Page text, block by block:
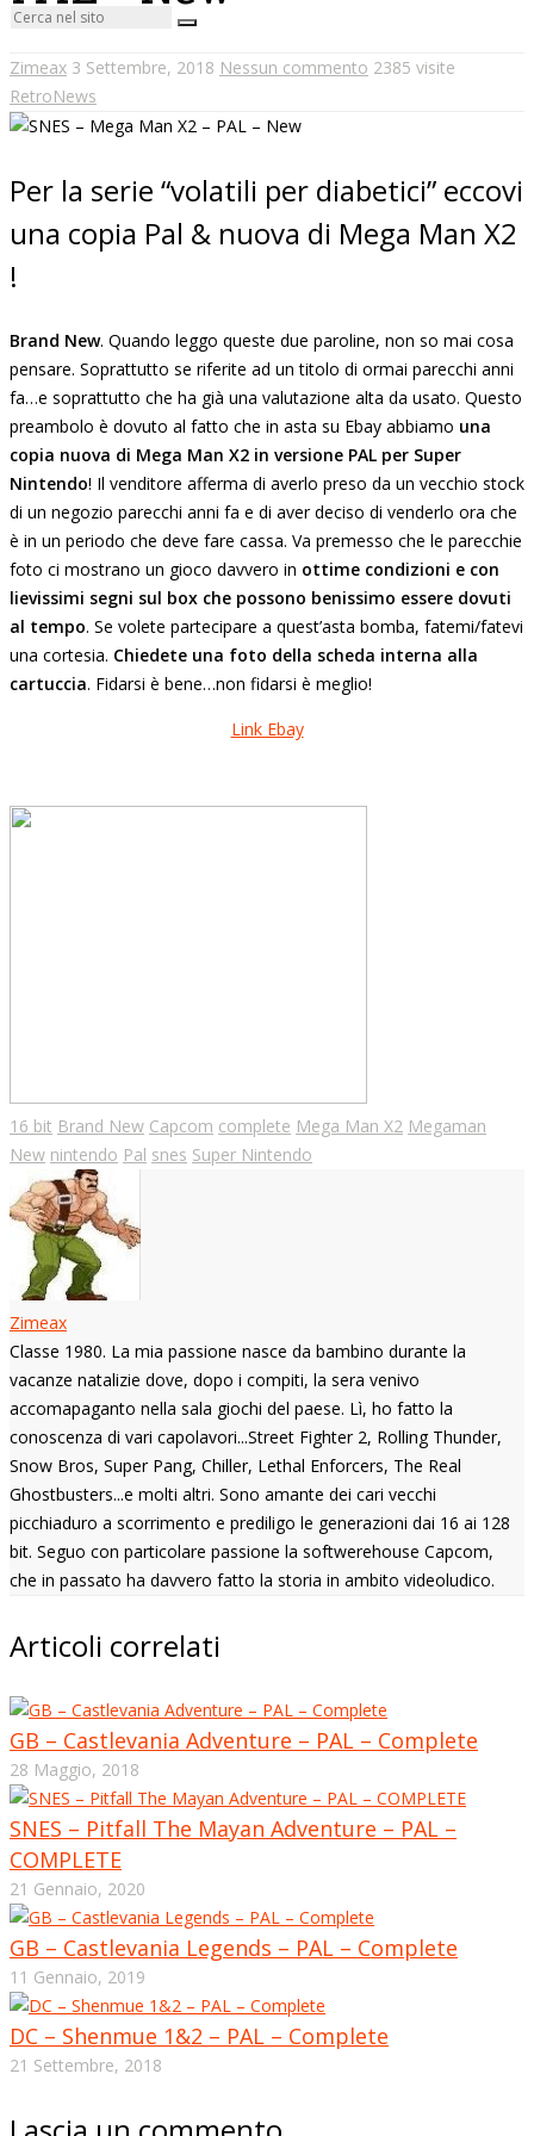
Zimeax 3 Settembre, 2018 Nessun commento 2385 visite
RetroNews
Per la serie “volatili per diabetici” eccovi
una copia Pal & nuova di Mega Man X2
!
Brand New. Quando leggo queste due paroline, non so mai cosa
pensare. Soprattutto se riferite ad un titolo di ormai parecchi anni
fa…e soprattutto che ha già una valutazione alta da usato. Questo
preambolo è dovuto al fatto che in asta su Ebay abbiamo una
copia nuova di Mega Man X2 in versione PAL per Super
Nintendo! Il venditore afferma di averlo preso da un vecchio stock
di un negozio parecchi anni fa e di aver deciso di venderlo ora che
è in un periodo che deve fare cassa. Va premesso che le parecchie
foto ci mostrano un gioco davvero in ottime condizioni e con
lievissimi segni sul box che possono benissimo essere dovuti
al tempo. Se volete partecipare a quest’asta bomba, fatemi/fatevi
una cortesia. Chiedete una foto della scheda interna alla
cartuccia. Fidarsi è bene…non fidarsi è meglio!
Link Ebay
16 bit Brand New Capcom complete Mega Man X2 Megaman
New nintendo Pal snes Super Nintendo
Zimeax
Classe 1980. La mia passione nasce da bambino durante la
vacanze natalizie dove, dopo i compiti, la sera venivo
accomapaganto nella sala giochi del paese. Lì, ho fatto la
conoscenza di vari capolavori...Street Fighter 2, Rolling Thunder,
Snow Bros, Super Pang, Chiller, Lethal Enforcers, The Real
Ghostbusters...e molti altri. Sono amante dei cari vecchi
picchiaduro a scorrimento e prediligo le generazioni dai 16 ai 128
bit. Seguo con particolare passione la softwerehouse Capcom,
che in passato ha davvero fatto la storia in ambito videoludico.
Articoli correlati
GB – Castlevania Adventure – PAL – Complete
28 Maggio, 2018
SNES – Pitfall The Mayan Adventure – PAL –
COMPLETE
21 Gennaio, 2020
GB – Castlevania Legends – PAL – Complete
11 Gennaio, 2019
DC – Shenmue 1&2 – PAL – Complete
21 Settembre, 2018